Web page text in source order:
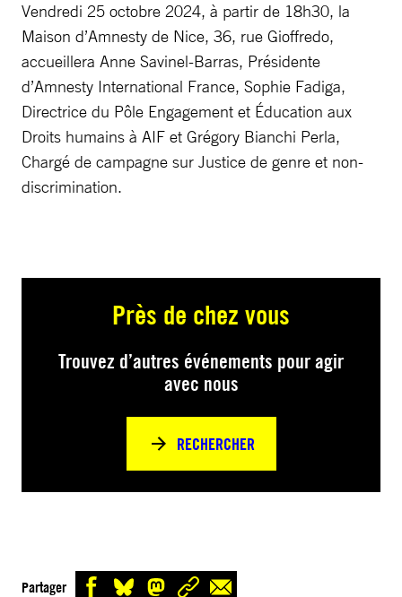
Vendredi 25 octobre 2024, à partir de 18h30, la
Maison d’Amnesty de Nice, 36, rue Gioffredo,
accueillera Anne Savinel-Barras, Présidente
d’Amnesty International France, Sophie Fadiga,
Directrice du Pôle Engagement et Éducation aux
Droits humains à AIF et Grégory Bianchi Perla,
Chargé de campagne sur Justice de genre et non-
discrimination.
Près de chez vous
Trouvez d’autres événements pour agir
avec nous
RECHERCHER
Partager